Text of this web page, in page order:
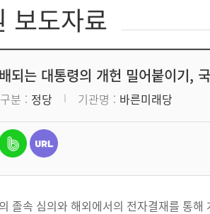
보도자료
되는 대통령의 개헌 밀어붙이기,
구분 정당 기관명 바른미래당
졸속 심의와 해외에서의 전자결재를 통해